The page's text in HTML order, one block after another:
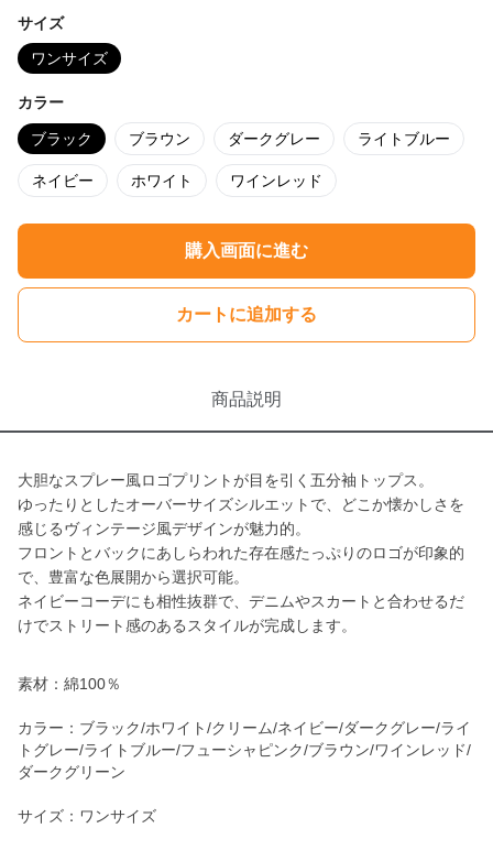
サイズ
ワンサイズ
カラー
ブラック ブラウン ダークグレー ライトブルー
ネイビー ホワイト ワインレッド
購入画面に進む
カートに追加する
商品説明
大胆なスプレー風ロゴプリントが目を引く五分袖トップス。
ゆったりとしたオーバーサイズシルエットで、どこか懐かしさを
感じるヴィンテージ風デザインが魅力的。
フロントとバックにあしらわれた存在感たっぷりのロゴが印象的
で、豊富な色展開から選択可能。
ネイビーコーデにも相性抜群で、デニムやスカートと合わせるだ
けでストリート感のあるスタイルが完成します。
素材：綿100％
カラー：ブラック/ホワイト/クリーム/ネイビー/ダークグレー/ライ
トグレー/ライトブルー/フューシャピンク/ブラウン/ワインレッド/
ダークグリーン
サイズ：ワンサイズ